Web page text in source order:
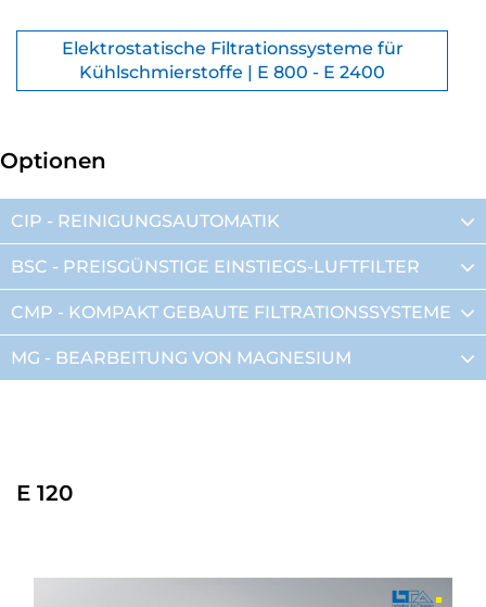
Elektrostatische Filtrationssysteme für
Kühlschmierstoffe | E 800 - E 2400
Optionen
CIP - REINIGUNGSAUTOMATIK
BSC - PREISGÜNSTIGE EINSTIEGS-LUFTFILTER
CMP - KOMPAKT GEBAUTE FILTRATIONSSYSTEME
MG - BEARBEITUNG VON MAGNESIUM
E 120